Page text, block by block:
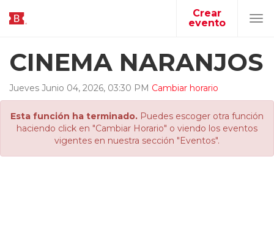
Crear
evento
CINEMA NARANJOS
Jueves Junio 04, 2026, 03:30 PM Cambiar horario
Esta función ha terminado. Puedes escoger otra función
haciendo click en "Cambiar Horario" o viendo los eventos
vigentes en nuestra sección "Eventos".